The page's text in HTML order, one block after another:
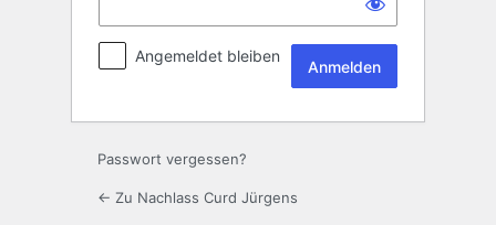
Angemeldet bleiben
Passwort vergessen?
← Zu Nachlass Curd Jürgens